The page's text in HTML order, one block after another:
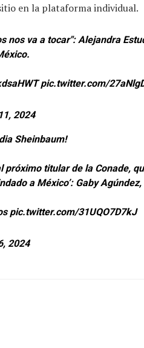
en la plataforma individual.
nos va a tocar": Alejandra
pic.twitter.com/
2024
Sheinbaum!
próximo titular de la Conade,
a México’: Gaby
pic.twitter.com/31UQO7D7kJ
2024